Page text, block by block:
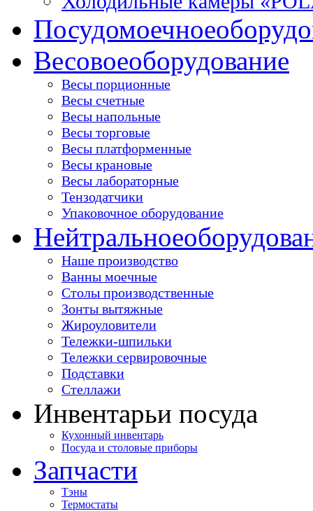
Посудомоечное
Весовоеоборудование
Весы порционные
Весы счетные
Весы напольные
Весы торговые
Весы платформенные
Весы крановые
Весы лабораторные
Тензодатчики
Упаковочное оборудование
Нейтральное
Наше производство
Ванны моечные
Столы производственные
Зонты вытяжные
Жироуловители
Тележки-шпильки
Тележки сервировочные
Подставки
Стеллажи
Инвентарьи посуда
Кухонный инвентарь
Посуда и столовые приборы
Запчасти
Тэны
Термостаты